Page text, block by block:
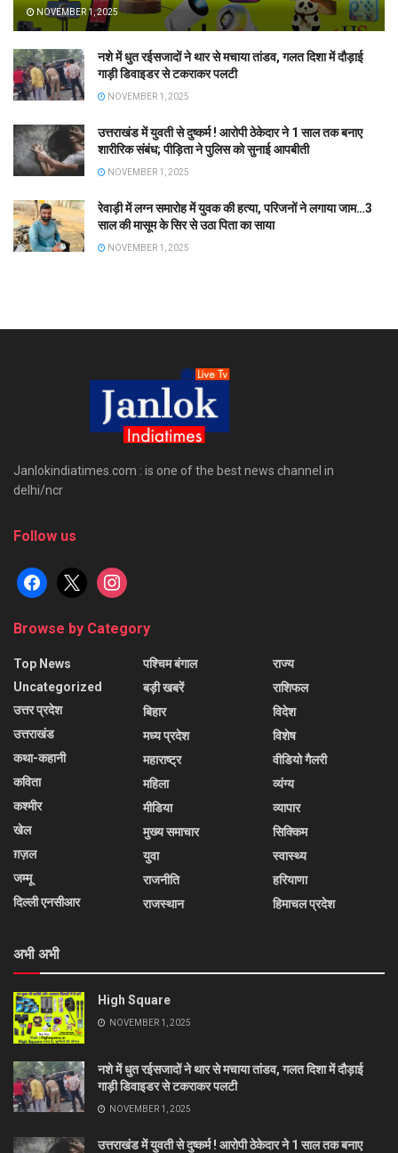
NOVEMBER 1, 2025
नशे में धुत रईसजादों ने थार से मचाया तांडव, गलत दिशा में दौड़ाई
गाड़ी डिवाइडर से टकराकर पलटी
NOVEMBER 1, 2025
उत्तराखंड में युवती से दुष्कर्म ! आरोपी ठेकेदार ने 1 साल तक बनाए
शारीरिक संबंध; पीड़िता ने पुलिस को सुनाई आपबीती
NOVEMBER 1, 2025
रेवाड़ी में लग्न समारोह में युवक की हत्या, परिजनों ने लगाया जाम…3
साल की मासूम के सिर से उठा पिता का साया
NOVEMBER 1, 2025
Janlokindiatimes.com : is one of the best news channel in
delhi/ncr
Follow us
facebook
x instagram
Browse by Category
Top News
Uncategorized
उत्तर प्रदेश
उत्तराखंड
कथा-कहानी
कविता
कश्मीर
खेल
ग़ज़ल
जम्मू
दिल्ली एनसीआर
पश्चिम बंगाल
बड़ी खबरें
बिहार
मध्य प्रदेश
महाराष्ट्र
महिला
मीडिया
मुख्य समाचार
युवा
राजनीति
राजस्थान
राज्य
राशिफल
विदेश
विशेष
वीडियो गैलरी
व्यंग्य
व्यापार
सिक्किम
स्वास्थ्य
हरियाणा
हिमाचल प्रदेश
अभी अभी
High Square
NOVEMBER 1, 2025
नशे में धुत रईसजादों ने थार से मचाया तांडव, गलत दिशा में दौड़ाई
गाड़ी डिवाइडर से टकराकर पलटी
NOVEMBER 1, 2025
उत्तराखंड में युवती से दुष्कर्म ! आरोपी ठेकेदार ने 1 साल तक बनाए